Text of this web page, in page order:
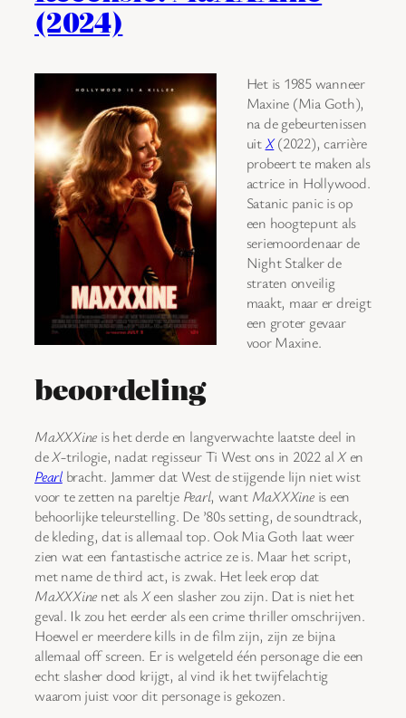
(2024)
Het is 1985 wanneer
Maxine (Mia Goth),
na de gebeurtenissen
uitX(2022), carrière
probeert te maken als
actrice in Hollywood.
Satanic panic is op
een hoogtepunt als
seriemoordenaar de
Night Stalker de
straten onveilig
maakt, maar er dreigt
een groter gevaar
voor Maxine.
beoordeling
MaXXXine is het derde en langverwachte laatste deel in
deX-trilogie, nadat regisseur Ti West ons in 2022 alXen
Pearlbracht. Jammer dat West de stijgende lijn niet wist
voor te zetten na pareltje Pearl, want MaXXXineis een
behoorlijke teleurstelling. De ’80s setting, de soundtrack,
de kleding, dat is allemaal top. Ook Mia Goth laat weer
zien wat een fantastische actrice ze is. Maar het script,
met name de third act, is zwak. Het leek erop dat
MaXXXine net alsXeen slasher zou zijn. Dat is niet het
geval. Ik zou het eerder als een crime thriller omschrijven.
Hoewel er meerdere kills in de film zijn, zijn ze bijna
allemaal off screen. Er is welgeteld één personage die een
echt slasher dood krijgt, al vind ik het twijfelachtig
waarom juist voor dit personage is gekozen.